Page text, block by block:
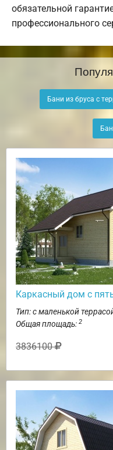
обязательной
профессионального
Бани из бруса с
Каркасный дом с
Тип: с маленькой
Общая площадь: 2
3836100